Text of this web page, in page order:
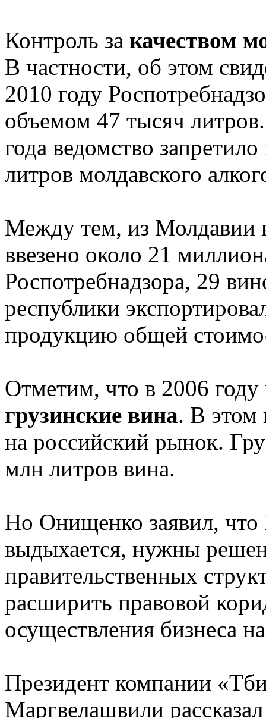
Контроль за качеством
В частности, об этом
2010 году
объемом 47 тысяч
года ведомство
литров молдавского
Между тем, из Молдавии
ввезено около 21
Роспотребнадзора, 29
республики
продукцию общей
Отметим, что в 2006 году
грузинские вина. В этом
на российский рынок.
млн литров вина.
Но Онищенко заявил, что
выдыхается, нужны
правительственных
расширить правовой
осуществления бизнеса
Президент компании
Маргвелашвили